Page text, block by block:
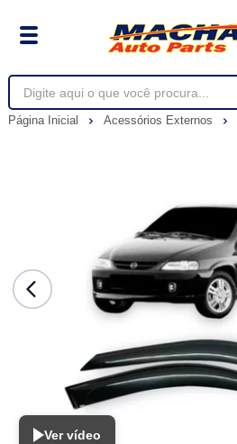
Página Inicial Acessórios Externos
Ver vídeo